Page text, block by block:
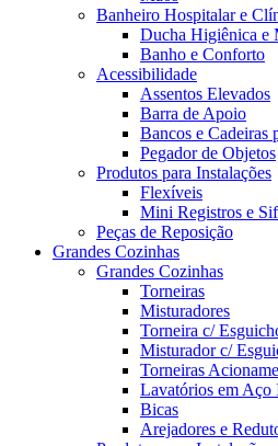
Banheiro Hospitalar e
Ducha Higiênica e
Banho e Conforto
Acessibilidade
Assentos Elevados
Barra de Apoio
Bancos e Cadeiras
Pegador de Objetos
Produtos para Instalações
Flexíveis
Mini Registros e
Peças de Reposição
Grandes Cozinhas
Grandes Cozinhas
Torneiras
Misturadores
Torneira c/
Misturador c/
Torneiras
Lavatórios em Aço
Bicas
Arejadores e